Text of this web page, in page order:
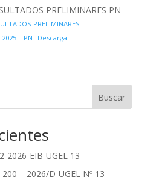
PRELIMINARES PN
PRELIMINARES –
– PN
Descarga
Buscar
2026-EIB-UGEL 13
– 2026/D-UGEL Nº 13-